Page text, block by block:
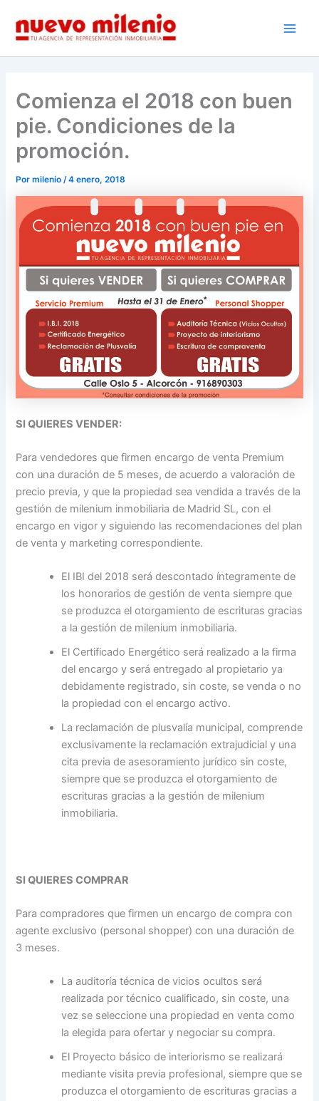
contenido
Comienza el 2018 con buen
pie. Condiciones de la
promoción.
Pormilenio /4 enero, 2018
SI QUIERES VENDER:
Para vendedores que firmen encargo de venta Premium
con una duración de 5 meses, de acuerdo a valoración de
precio previa, y que la propiedad sea vendida a través de la
gestión de milenium inmobiliaria de Madrid SL, con el
encargo en vigor y siguiendo las recomendaciones del plan
de venta y marketing correspondiente.
El IBI del 2018 será descontado íntegramente de
los honorarios de gestión de venta siempre que
se produzca el otorgamiento de escrituras gracias
a la gestión de milenium inmobiliaria.
El Certificado Energético será realizado a la firma
del encargo y será entregado al propietario ya
debidamente registrado, sin coste, se venda o no
la propiedad con el encargo activo.
La reclamación de plusvalía municipal, comprende
exclusivamente la reclamación extrajudicial y una
cita previa de asesoramiento jurídico sin coste,
siempre que se produzca el otorgamiento de
escrituras gracias a la gestión de milenium
inmobiliaria.
SI QUIERES COMPRAR
Para compradores que firmen un encargo de compra con
agente exclusivo (personal shopper) con una duración de
3 meses.
La auditoría técnica de vicios ocultos será
realizada por técnico cualificado, sin coste, una
vez se seleccione una propiedad en venta como
la elegida para ofertar y negociar su compra.
El Proyecto básico de interiorismo se realizará
mediante visita previa profesional, siempre que se
produzca el otorgamiento de escrituras gracias a